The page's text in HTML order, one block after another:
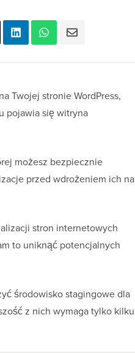
Twojej stronie WordPress,
pojawia się witryna
możesz bezpiecznie
przed wdrożeniem ich na
stron internetowych
to uniknąć potencjalnych
środowisko stagingowe dla
z nich wymaga tylko kilku